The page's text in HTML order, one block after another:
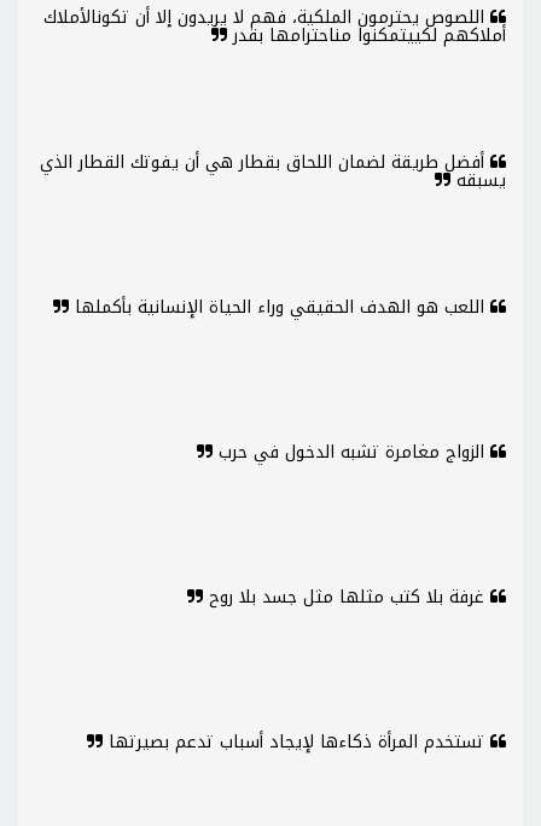
اللصوص يحترمون الملكية، فهم لا يريدون إلا أن تكونالأملاك
أملاكهم لكييتمكنوا مناحترامها بقدر
أفضل طريقة لضمان اللحاق بقطار هي أن يفوتك القطار الذي
يسبقه
اللعب هو الهدف الحقيقي وراء الحياة الإنسانية بأكملها
الزواج مغامرة تشبه الدخول في حرب
غرفة بلا كتب مثلها مثل جسد بلا روح
تستخدم المرأة ذكاءها لإيجاد أسباب تدعم بصيرتها